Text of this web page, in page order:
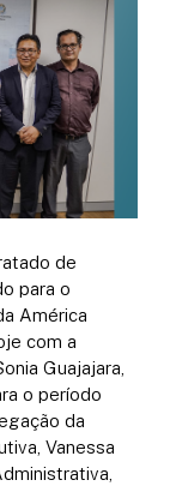
de
para o
América
com a
Guajajara,
o período
da
Vanessa